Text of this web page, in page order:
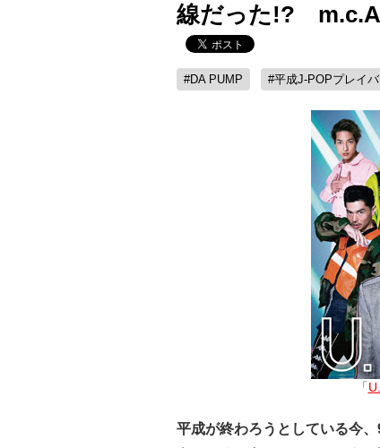
線だった!? m.c.A
#DA PUMP #平成J-POPプレイバ
「
平成が終わろうとしている今